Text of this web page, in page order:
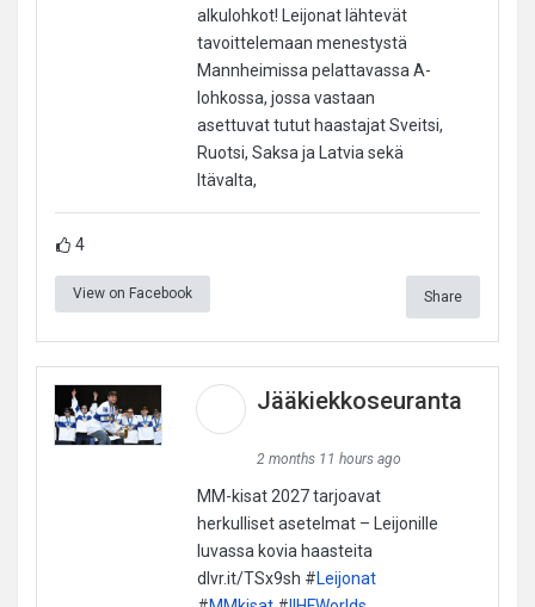
alkulohkot! Leijonat lähtevät
tavoittelemaan menestystä
Mannheimissa pelattavassa A-
lohkossa, jossa vastaan
asettuvat tutut haastajat Sveitsi,
Ruotsi, Saksa ja Latvia sekä
Itävalta,
4
View on Facebook Share
Jääkiekkoseuranta
2 months 11 hours ago
MM-kisat 2027 tarjoavat
herkulliset asetelmat – Leijonille
luvassa kovia haasteita
dlvr.it/TSx9sh #Leijonat